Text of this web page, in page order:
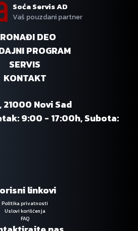
Soća Servis AD
Vaš pouzdani partner
DEO
PROGRAM
SERVIS
KONTAKT
Novi Sad
9:00 - 17:00h, Subota:
linkovi
Politika privatnosti
Uslovi korišćenja
FAQ